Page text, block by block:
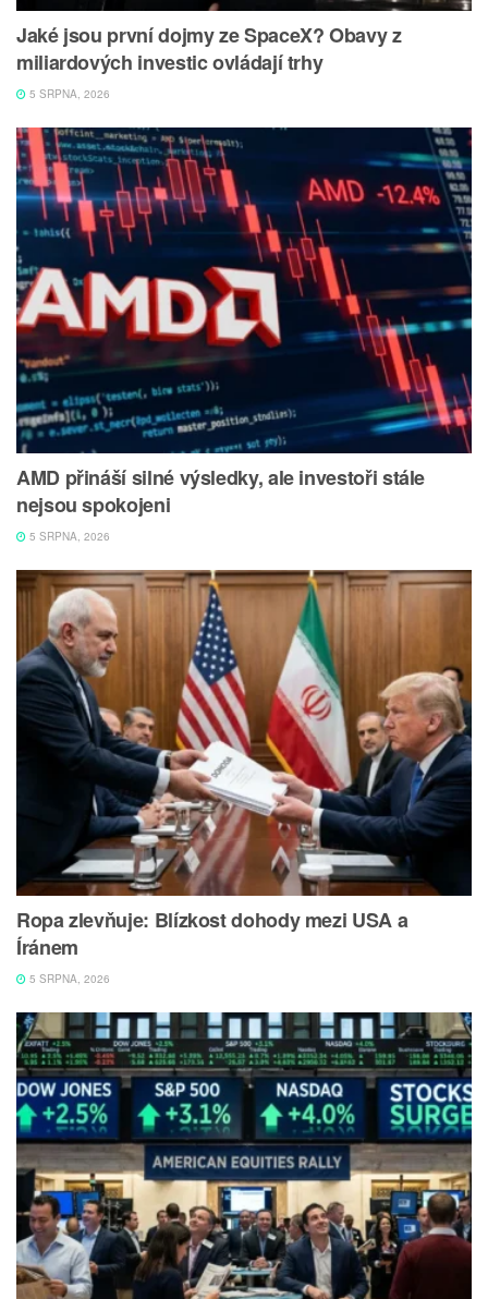
Jaké jsou první dojmy ze SpaceX? Obavy z
miliardových investic ovládají trhy
5 SRPNA, 2026
AMD přináší silné výsledky, ale investoři stále
nejsou spokojeni
5 SRPNA, 2026
Ropa zlevňuje: Blízkost dohody mezi USA a
Íránem
5 SRPNA, 2026